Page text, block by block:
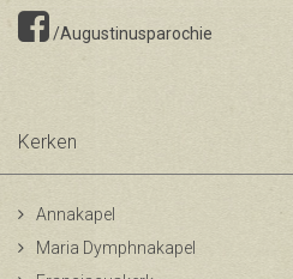
/Augustinusparochie
Kerken
Annakapel
Maria Dymphnakapel